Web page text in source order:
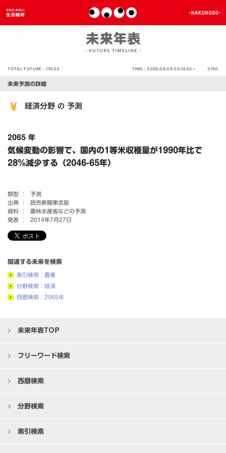
TOTAL FUTURE :17033 TIME :2026.08.09 03:14:53 > 2150
未来予測の詳細
経済分野 の 予測
2065 年
気候変動の影響で、国内の1等米収穫量が1990年比で
28％減少する（2046-65年）
類型 ：
予測
出典 ：
読売新聞東京版
資料 ：
農林水産省などの予測
発表 ：
2014年7月27日
関連する未来を検索
索引検索：農業
分野検索：経済
西暦検索：2065年
未来年表TOP
フリーワード検索
西暦検索
分野検索
索引検索